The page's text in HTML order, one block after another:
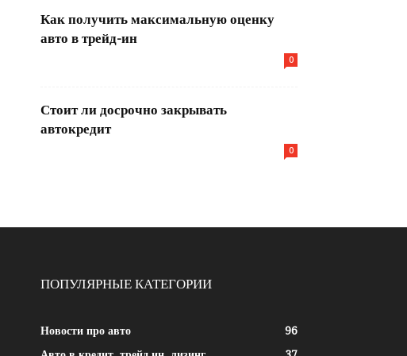
Как получить максимальную оценку
авто в трейд-ин
0
Стоит ли досрочно закрывать
автокредит
0
ПОПУЛЯРНЫЕ КАТЕГОРИИ
Новости про авто
96